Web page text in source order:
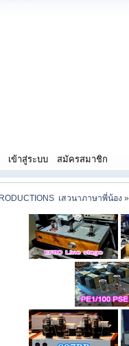
เข้าสู่ระบบ สมัครสมาชิก
เสวนาภาษาพี่น้อง»